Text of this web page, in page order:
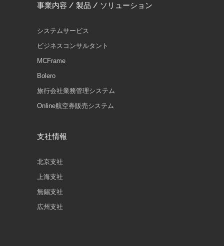
事業内容 / 製品 / ソリューション
システムサービス
ビジネスコンサルタント
MCFrame
Bolero
旅行会社業務管理システム
Online航空券販売システム
支社情報
北京支社
上海支社
無錫支社
広州支社